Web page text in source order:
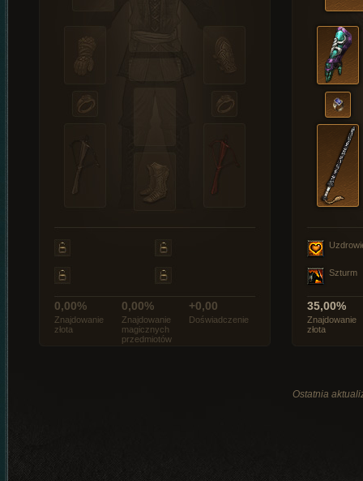
0,00%
Znajdowanie
złota
0,00%
Znajdowanie
magicznych
przedmiotów
+0,00
Doświadczenie
Szturm
35,00%
Znajdowanie
złota
Ostatnia